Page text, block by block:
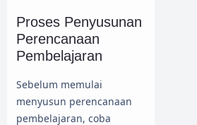
Proses Penyusunan
Perencanaan
Pembelajaran
Sebelum memulai
menyusun perencanaan
pembelajaran, coba